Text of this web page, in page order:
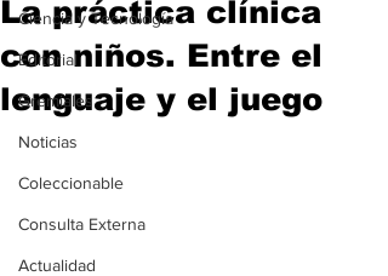
Ciencia y Tecnología
Editorial
Gremiales
Noticias
Coleccionable
Consulta Externa
Actualidad
La práctica clínica
con niños. Entre el
lenguaje y el juego